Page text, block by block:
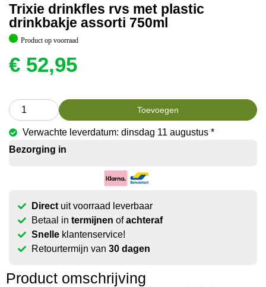
Trixie drinkfles rvs met plastic
drinkbakje assorti 750ml
Product op voorraad
€ 52,95
Toevoegen
Verwachte leverdatum: dinsdag 11 augustus *
Bezorging in
Directuit voorraad leverbaar
Betaal in termijnen ofachteraf
Snelleklantenservice!
Retourtermijn van 30 dagen
Product omschrijving